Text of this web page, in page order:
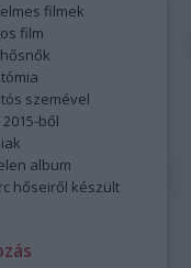
filmek
film
szemével
ből
album
hőseiről készült